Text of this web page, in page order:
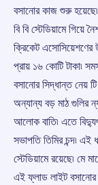
বসানোর কাজ শুরু
বি বি স্টেডিয়ামে গিয়ে
ক্রিকেট
প্রায় ১৬ কোটি টাকা৷
বসানোর সিদ্ধান্ত নেয়
অন্যান্য বড় মাঠ গুলির
আলোক বাতি৷ এতে
সভাপতি তিমির চন্দ৷
স্টেডিয়ামে রয়েছে৷ মে
এই ফ্লাড লাইট বসানোর